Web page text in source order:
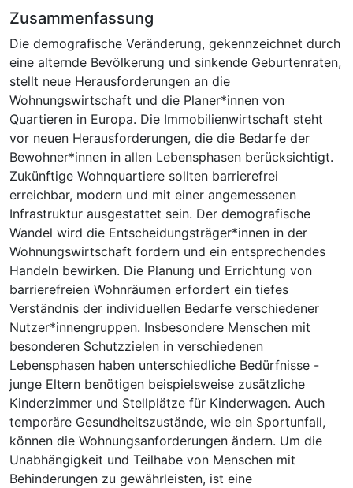
Zusammenfassung
Die demografische Veränderung, gekennzeichnet durch
eine alternde Bevölkerung und sinkende Geburtenraten,
stellt neue Herausforderungen an die
Wohnungswirtschaft und die Planer*innen von
Quartieren in Europa. Die Immobilienwirtschaft steht
vor neuen Herausforderungen, die die Bedarfe der
Bewohner*innen in allen Lebensphasen berücksichtigt.
Zukünftige Wohnquartiere sollten barrierefrei
erreichbar, modern und mit einer angemessenen
Infrastruktur ausgestattet sein. Der demografische
Wandel wird die Entscheidungsträger*innen in der
Wohnungswirtschaft fordern und ein entsprechendes
Handeln bewirken. Die Planung und Errichtung von
barrierefreien Wohnräumen erfordert ein tiefes
Verständnis der individuellen Bedarfe verschiedener
Nutzer*innengruppen. Insbesondere Menschen mit
besonderen Schutzzielen in verschiedenen
Lebensphasen haben unterschiedliche Bedürfnisse -
junge Eltern benötigen beispielsweise zusätzliche
Kinderzimmer und Stellplätze für Kinderwagen. Auch
temporäre Gesundheitszustände, wie ein Sportunfall,
können die Wohnungsanforderungen ändern. Um die
Unabhängigkeit und Teilhabe von Menschen mit
Behinderungen zu gewährleisten, ist eine